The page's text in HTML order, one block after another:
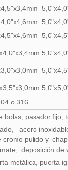
o 316
bolas, pasador fijo,
acero
cromo pulido y
deposición de
metálica, puerta